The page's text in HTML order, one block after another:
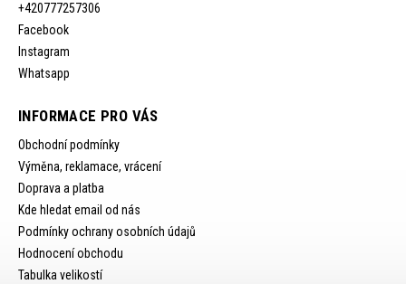
+420777257306
Facebook
Instagram
Whatsapp
INFORMACE PRO VÁS
Obchodní podmínky
Výměna, reklamace, vrácení
Doprava a platba
Kde hledat email od nás
Podmínky ochrany osobních údajů
Hodnocení obchodu
Tabulka velikostí